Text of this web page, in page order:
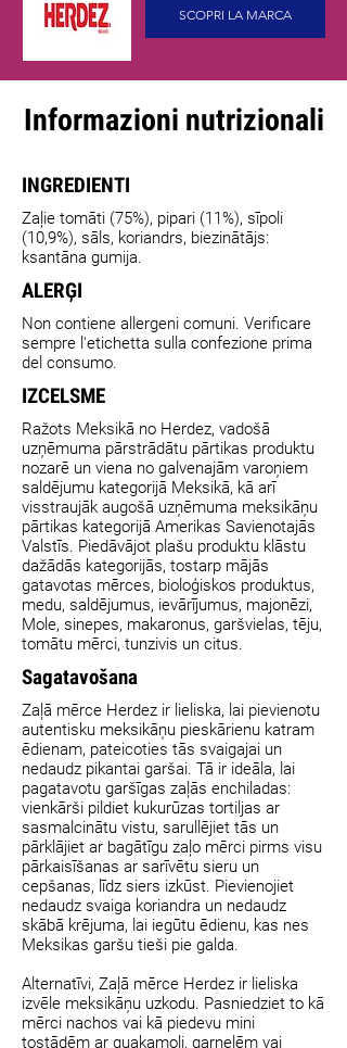
SCOPRI LA MARCA
Informazioni nutrizionali
INGREDIENTI
Zaļie tomāti (75%), pipari (11%), sīpoli
(10,9%), sāls, koriandrs, biezinātājs:
ksantāna gumija.
ALERĢI
Non contiene allergeni comuni. Verificare
sempre l'etichetta sulla confezione prima
del consumo.
IZCELSME
Ražots Meksikā no Herdez, vadošā
uzņēmuma pārstrādātu pārtikas produktu
nozarē un viena no galvenajām varoņiem
saldējumu kategorijā Meksikā, kā arī
visstraujāk augošā uzņēmuma meksikāņu
pārtikas kategorijā Amerikas Savienotajās
Valstīs. Piedāvājot plašu produktu klāstu
dažādās kategorijās, tostarp mājās
gatavotas mērces, bioloģiskos produktus,
medu, saldējumus, ievārījumus, majonēzi,
Mole, sinepes, makaronus, garšvielas, tēju,
tomātu mērci, tunzivis un citus.
Sagatavošana
Zaļā mērce Herdez ir lieliska, lai pievienotu
autentisku meksikāņu pieskārienu katram
ēdienam, pateicoties tās svaigajai un
nedaudz pikantai garšai. Tā ir ideāla, lai
pagatavotu garšīgas zaļās enchiladas:
vienkārši pildiet kukurūzas tortiljas ar
sasmalcinātu vistu, sarullējiet tās un
pārklājiet ar bagātīgu zaļo mērci pirms visu
pārkaisīšanas ar sarīvētu sieru un
cepšanas, līdz siers izkūst. Pievienojiet
nedaudz svaiga koriandra un nedaudz
skābā krējuma, lai iegūtu ēdienu, kas nes
Meksikas garšu tieši pie galda.
Alternatīvi, Zaļā mērce Herdez ir lieliska
izvēle meksikāņu uzkodu. Pasniedziet to kā
mērci nachos vai kā piedevu mini
tostādēm ar guakamoli, garnelēm vai